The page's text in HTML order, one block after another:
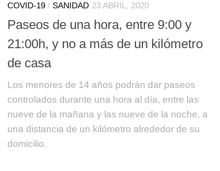
COVID-19 / SANIDAD 23 ABRIL, 2020
Paseos de una hora, entre 9:00 y
21:00h, y no a más de un kilómetro
de casa
Los menores de 14 años podrán dar paseos
controlados durante una hora al día, entre las
nueve de la mañana y las nueve de la noche, a
una distancia de un kilómetro alrededor de su
domicilio.